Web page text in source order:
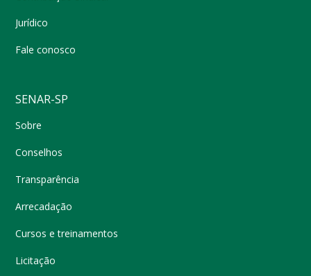
Jurídico
Fale conosco
SENAR-SP
Sobre
Conselhos
Transparência
Arrecadação
Cursos e treinamentos
Licitação